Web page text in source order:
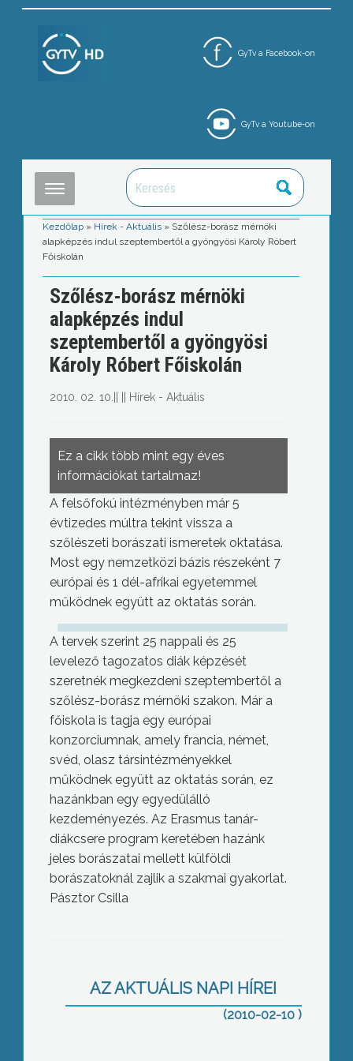
GyTv a Facebook-on
GyTv a Youtube-on
Kezdőlap » Hírek - Aktuális » Szőlész-borász mérnöki
alapképzés indul szeptembertől a gyöngyösi Károly Róbert
Főiskolán
Szőlész-borász mérnöki
alapképzés indul
szeptembertől a gyöngyösi
Károly Róbert Főiskolán
2010. 02. 10. Hírek - Aktuális
Ez a cikk több mint egy éves
információkat tartalmaz!
A felsőfokú intézményben már 5
évtizedes múltra tekint vissza a
szőlészeti borászati ismeretek oktatása.
Most egy nemzetközi bázis részeként 7
európai és 1 dél-afrikai egyetemmel
működnek együtt az oktatás során.
A tervek szerint 25 nappali és 25
levelező tagozatos diák képzését
szeretnék megkezdeni szeptembertől a
szőlész-borász mérnöki szakon. Már a
főiskola is tagja egy európai
konzorciumnak, amely francia, német,
svéd, olasz társintézményekkel
működnek együtt az oktatás során, ez
hazánkban egy egyedülálló
kezdeményezés. Az Erasmus tanár-
diákcsere program keretében hazánk
jeles borászatai mellett külföldi
borászatoknál zajlik a szakmai gyakorlat.
Pásztor Csilla
AZ AKTUÁLIS NAPI HÍREI
(2010-02-10 )
melyben bennégett egy ott tárolt autó
is